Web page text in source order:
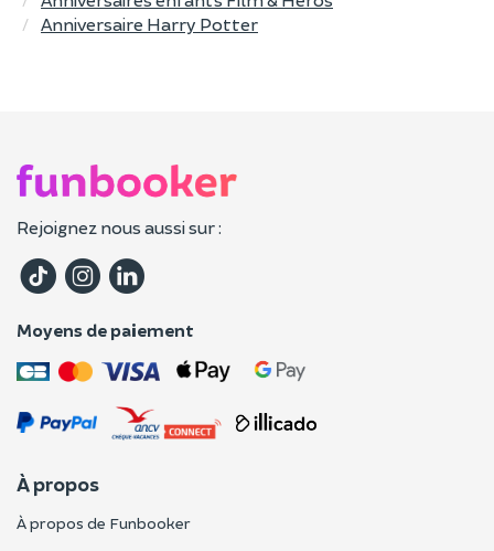
Anniversaire Harry Potter
Rejoignez nous aussi sur :
Moyens de paiement
À propos
À propos de Funbooker